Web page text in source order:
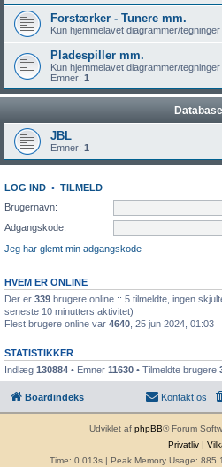
Forstærker - Tunere mm.
Kun hjemmelavet diagrammer/tegninger
Pladespiller mm.
Kun hjemmelavet diagrammer/tegninger
Emner: 1
Database
JBL
Emner: 1
LOG IND • TILMELD
Brugernavn:
Adgangskode:
Jeg har glemt min adgangskode
HVEM ER ONLINE
Der er 339 brugere online :: 5 tilmeldte, ingen
seneste 10 minutters aktivitet)
Flest brugere online var 4640 , 25 jun 2024, 01:03
STATISTIKKER
Indlæg 130884 • Emner 11630 • Tilmeldte brugere
Boardindeks Kontakt os
Udviklet af phpBB® Forum
Privatliv|
Time: 0.013s| Peak Memory Usage: